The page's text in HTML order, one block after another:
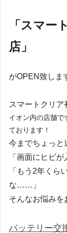
「スマー
店」
がOPEN致しま
スマートクリ
イオン内の店舗で
ております！
今までちょっと
「画面にヒビ
「もう2年くら
な……」
そんなお悩みを
バッテリー交